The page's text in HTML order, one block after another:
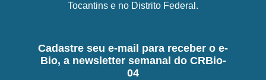
Tocantins e no Distrito Federal.
Cadastre seu e-mail para receber o e-
Bio, a newsletter semanal do CRBio-
04